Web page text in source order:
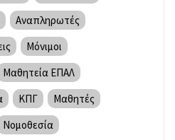
Αναπληρωτές
Μόνιμοι
Μαθητεία ΕΠΑΛ
ΚΠΓ
Μαθητές
Νομοθεσία